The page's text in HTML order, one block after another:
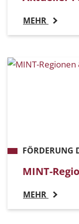
MEHR
FÖRDERUNG
MINT-
MEHR